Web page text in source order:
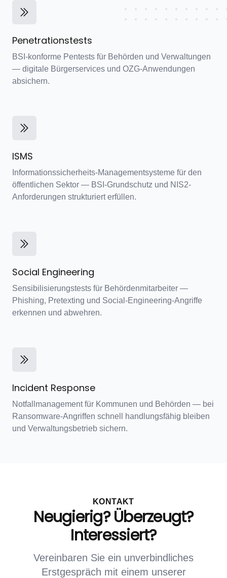
Penetrationstests
BSI-konforme Pentests für Behörden und Verwaltungen
— digitale Bürgerservices und OZG-Anwendungen
absichern.
ISMS
Informationssicherheits-Managementsysteme für den
öffentlichen Sektor — BSI-Grundschutz und NIS2-
Anforderungen strukturiert erfüllen.
Social Engineering
Sensibilisierungstests für Behördenmitarbeiter —
Phishing, Pretexting und Social-Engineering-Angriffe
erkennen und abwehren.
Incident Response
Notfallmanagement für Kommunen und Behörden — bei
Ransomware-Angriffen schnell handlungsfähig bleiben
und Verwaltungsbetrieb sichern.
KONTAKT
Neugierig? Überzeugt?
Interessiert?
Vereinbaren Sie ein unverbindliches
Erstgespräch mit einem unserer